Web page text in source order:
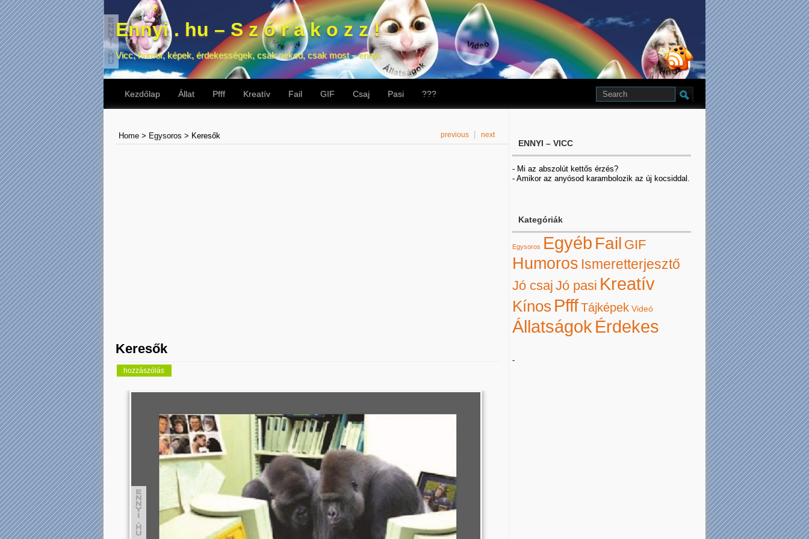
Ennyi . hu – S z ó r a k o z z !
Vicc, humor, képek, érdekességek, csak neked, csak most – ennyi.
Kezdőlap Állat Pfff Kreatív Fail GIF Csaj Pasi ???
Home > Egysoros > Keresők previous next
Keresők
hozzászólás
ENNYI – VICC
- Mi az abszolút kettős érzés?
- Amikor az anyósod karambolozik az új kocsiddal.
Kategóriák
Egysoros Egyéb Fail GIF
Humoros Ismeretterjesztő
Jó csaj Jó pasi Kreatív
Kínos PfffTájképek Videó
Állatságok Érdekes
-